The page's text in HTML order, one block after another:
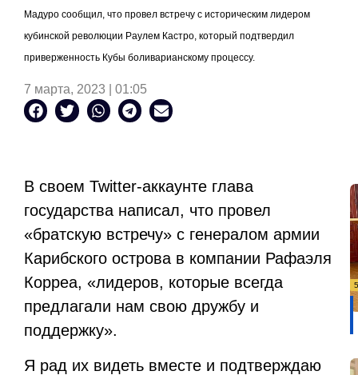
Мадуро сообщил, что провел встречу с историческим лидером
кубинской революции Раулем Кастро, который подтвердил
приверженность Кубы боливарианскому процессу.
7 марта, 2023 | 01:05
В своем Twitter-аккаунте глава
государства написал, что провел
«братскую встречу» с генералом армии
Карибского острова в компании Рафаэля
Корреа, «лидеров, которые всегда
предлагали нам свою дружбу и
поддержку».
Я рад их видеть вместе и подтверждаю